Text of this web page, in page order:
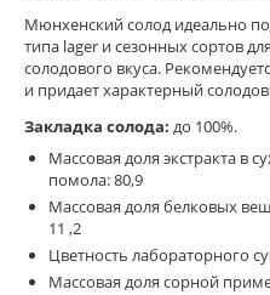
Мюнхенский солод идеально
типа lager и сезонных сортов
солодового вкуса.
и придает характерный
Закладка солода: до 100%.
Массовая доля экстракта в
помола: 80,9
Массовая доля белковых
11 ,2
Цветность лабораторного
Массовая доля сорной